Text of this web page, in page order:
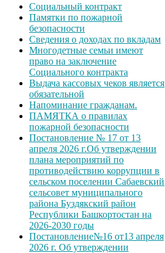
Социальный контракт
Памятки по пожарной
безопасности
Сведения о доходах по вкладам
Многодетные семьи имеют
право на заключение
Социального контракта
Выдача кассовых чеков является
обязательной
Напоминание гражданам.
ПАМЯТКА о правилах
пожарной безопасности
Постановление № 17 от 13
апреля 2026 г.Об утверждении
плана мероприятий по
противодействию коррупции в
сельском поселении Сабаевский
сельсовет муниципального
района Буздякский район
Республики Башкортостан на
2026-2030 годы
Постановление№16 от13 апреля
2026 г. Об утверждении